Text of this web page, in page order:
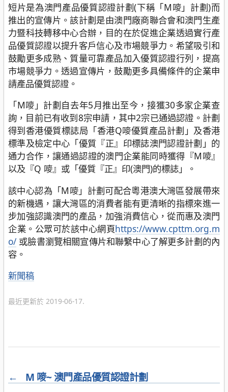
短片是為澳門產品優質認證計劃(下稱「M嘜」計劃)而
推出的宣傳片。該計劃是由澳門廠商聯合會和澳門生產
力暨科技轉移中心合辦，目的在於促進企業透過實行產
品優質認證以提升客戶信心及市場競爭力。希望吸引和
鼓勵更多成熟、質量可靠產品加入優質認證行列，提高
市場競爭力。透過宣傳片，鼓勵更多具備條件的企業申
請產品優質認證。
「M嘜」計劃自去年5月推出至今，接獲30多家企業查
詢，目前已有收到8宗申請，其中2宗已通過認證。計劃
得到香港優質標誌局「香港Q嘜優質產品計劃」及香港
標準及檢定中心「優質『正』印標誌澳門認證計劃」的
通力合作，讓通過認證的澳門企業能同時獲得『M嘜』
以及『Q 嘜』或「優質『正』印(澳門)的標誌」。
該中心認為「M嘜」計劃可配合粵港澳大灣區發展帶來
的新機遇，讓大灣區的消費者能有更清晰的指標來進一
步加強認識澳門的產品，加強消費信心，從而惠及澳門
企業。公眾可於該中心網頁https://www.cpttm.org.m
o/ 或臉書瀏覽相關宣傳片和聯繫中心了解更多計劃的內
容。
分
新聞稿
最近更新於 2019-06-17.
←
M 嘜~ 澳門產品優質認證計劃